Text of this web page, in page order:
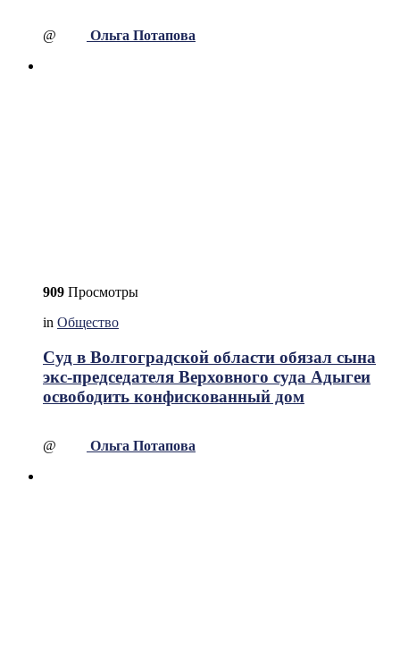
@ Ольга Потапова
909 Просмотры
in Общество
Суд в Волгоградской области обязал сына
экс-председателя Верховного суда Адыгеи
освободить конфискованный дом
@ Ольга Потапова